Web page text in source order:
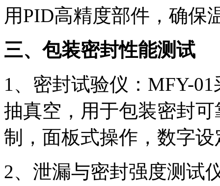
用PID高精度部件，确保
三、包装密封性能测试
1、密封试验仪：MFY-
抽真空，用于包装密封
制，面板式操作，数字
2、泄漏与密封强度测试